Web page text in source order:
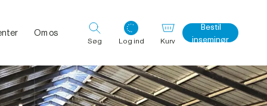
Om os
Søg Log ind Kurv
Bestil
inseminør